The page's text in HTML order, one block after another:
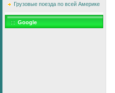
Грузовые поезда по всей Америке
Google